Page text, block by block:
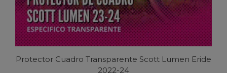
Protector Cuadro Transparente Scott Lumen Eride
2022-24